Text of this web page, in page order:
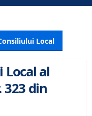
Local
Local al
din